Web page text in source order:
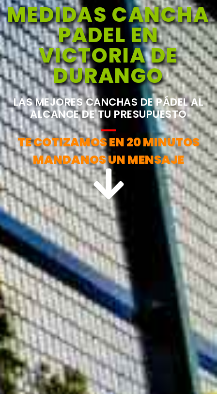
MEDIDAS CANCHA
PADEL EN
VICTORIA DE
DURANGO
LAS MEJORES CANCHAS DE PÁDEL AL
ALCANCE DE TU PRESUPUESTO
TE COTIZAMOS EN 20 MINUTOS
MANDANOS UN MENSAJE